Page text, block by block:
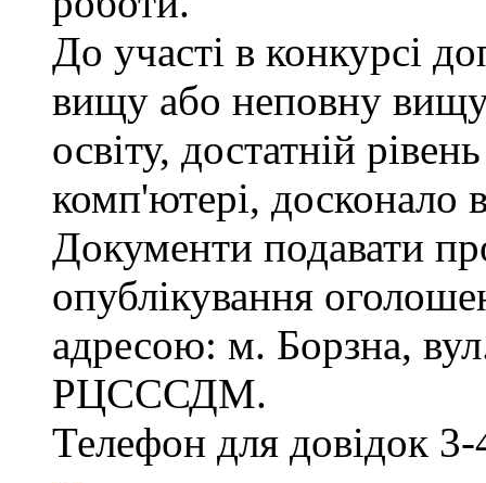
До участі в конкурсі
вищу або неповну вищу
освіту, достатній
комп'ютері, досконало
Документи подавати
опублікування
адресою: м. Борзна,
РЦСССДМ.
Телефон для довідок